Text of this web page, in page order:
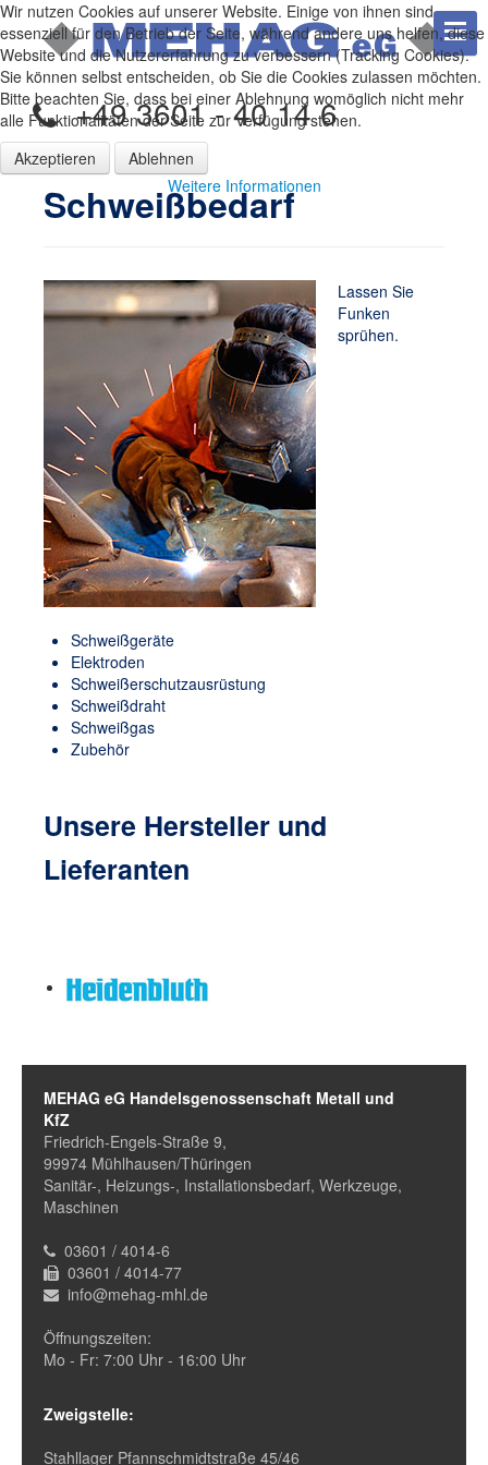
+49 3601 - 40 14 6
Schweißbedarf
Lassen Sie
Funken
sprühen.
Schweißgeräte
Elektroden
Schweißerschutzausrüstung
Schweißdraht
Schweißgas
Zubehör
Unsere Hersteller und
Lieferanten
MEHAG eG Handelsgenossenschaft Metall und
KfZ
Friedrich-Engels-Straße 9,
99974 Mühlhausen/Thüringen
Sanitär-, Heizungs-, Installationsbedarf, Werkzeuge,
Maschinen
03601 / 4014-6
03601 / 4014-77
info@mehag-mhl.de
Öffnungszeiten:
Mo - Fr: 7:00 Uhr - 16:00 Uhr
Zweigstelle:
Stahllager Pfannschmidtstraße 45/46
Wir nutzen Cookies auf unserer Website. Einige von ihnen sind
essenziell für den Betrieb der Seite, während andere uns helfen, diese
Website und die Nutzererfahrung zu verbessern (Tracking Cookies).
Sie können selbst entscheiden, ob Sie die Cookies zulassen möchten.
Bitte beachten Sie, dass bei einer Ablehnung womöglich nicht mehr
alle Funktionalitäten der Seite zur Verfügung stehen.
Akzeptieren
Ablehnen
Weitere Informationen